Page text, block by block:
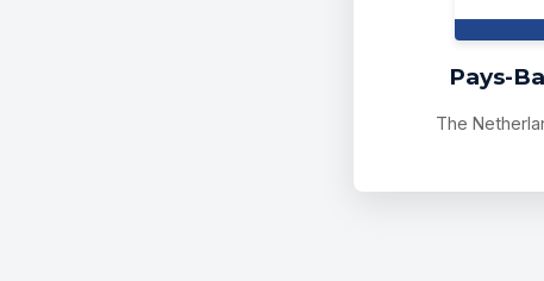
Pays-
The